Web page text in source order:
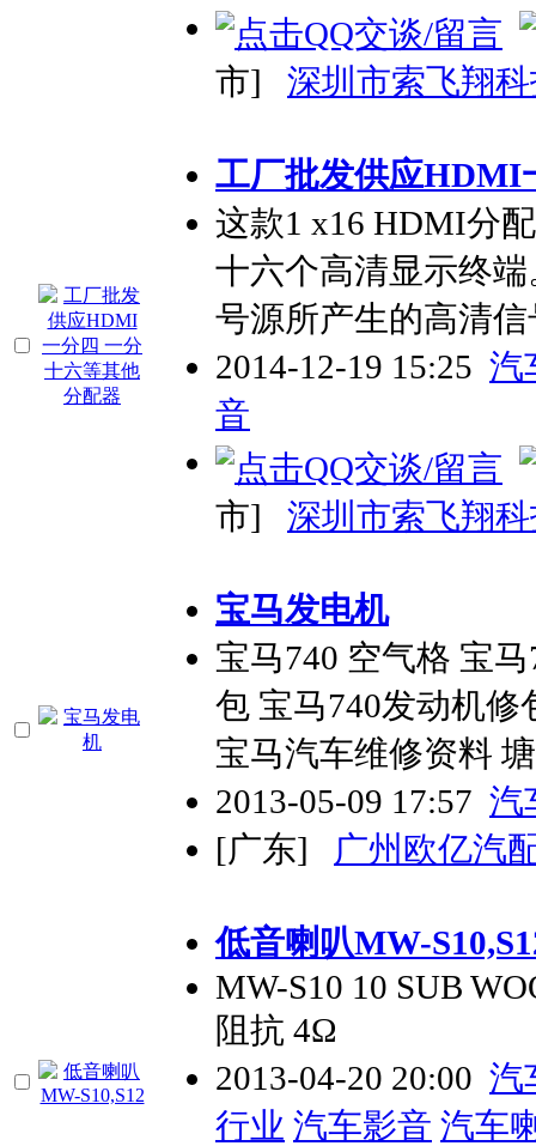
市] 深圳市索飞翔
工厂批发供应HDMI
这款1 x16 HDMI分
十六个高清显示终
号源所产生的高清
2014-12-19 15:25 汽
音
市] 深圳市索飞翔
宝马发电机
宝马740 空气格 宝
包 宝马740发动机
宝马汽车维修资料
2013-05-09 17:57 汽
[广东]
广州欧亿汽
低音喇叭MW-
MW-S10 10 SUB
阻抗 4Ω
2013-04-20 20:00 汽
行业 汽车影音 汽车